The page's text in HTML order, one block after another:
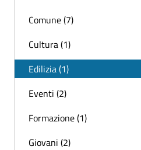
Comune (7)
Cultura (1)
Edilizia (1)
Eventi (2)
Formazione (1)
Giovani (2)